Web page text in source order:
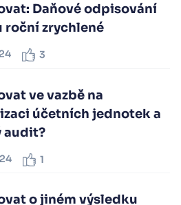
Daňové odpisování
roční zrychlené
3
ve vazbě na
účetních jednotek a
audit?
1
o jiném výsledku